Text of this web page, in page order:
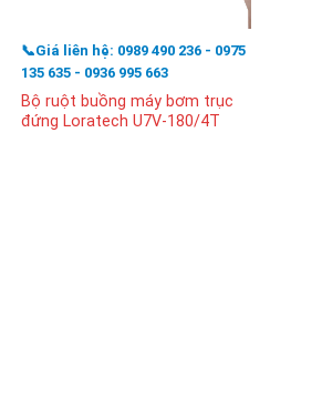
📞Giá liên hệ: 0989 490 236 - 0975
135 635 - 0936 995 663
Bộ ruột buồng máy bơm trục
đứng Loratech U7V-180/4T